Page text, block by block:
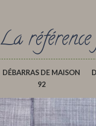
La
DÉBARRAS DE MAISON
92